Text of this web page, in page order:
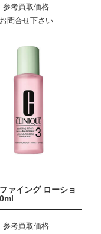
参考買取価格
お問合せ下さい
ァイング ローショ
参考買取価格